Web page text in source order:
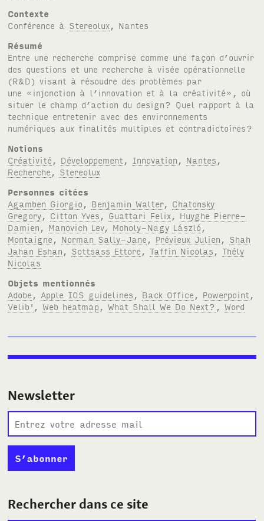
Contexte
Conférence à Stereolux, Nantes
Résumé
Entre une recherche comprise comme une façon d’ouvrir
des questions et une recherche à visée opérationnelle
(R&D) visant à résoudre des problèmes par
une «injonction à l’innovation et à la créativité», où
situer le champ d’action du design? Quel rapport à la
technique entretenir avec des environnements
numériques aux finalités multiples et contradictoires?
Notions
Créativité , Développement , Innovation , Nantes ,
Recherche , Stereolux
Personnes citées
Agamben Giorgio , Benjamin Walter, Chatonsky
Gregory, Citton Yves , Guattari Felix, Huyghe Pierre-
Damien , Manovich Lev, Moholy-Nagy László ,
Montaigne , Norman Sally-Jane , Prévieux Julien , Shah
Jahan Eshan , Sottsass Ettore ,Taffin Nicolas ,Thély
Nicolas
Objets mentionnés
Adobe , Apple IOS guidelines , Back Office , Powerpoint ,
Velib' ,Web heatmap ,What Shall We Do Next? ,Word
Newsletter
Rechercher dans ce site